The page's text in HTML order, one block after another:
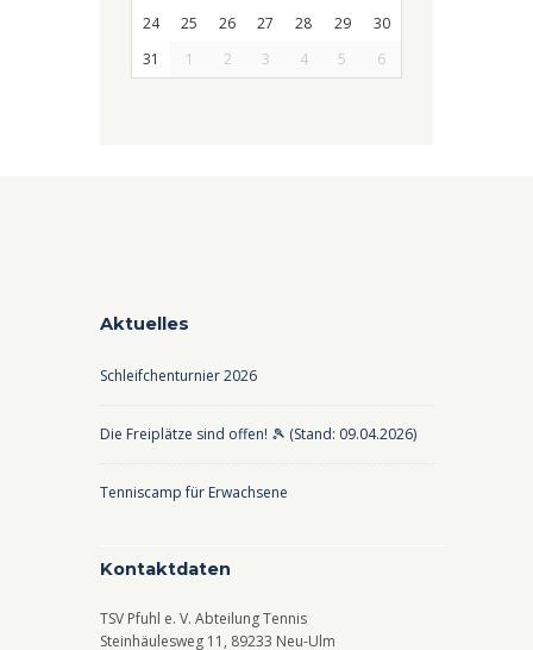
24
25 26 27 28 29
30
31
1 2 3 4 5 6
Aktuelles
Schleifchenturnier 2026
Die Freiplätze sind offen! 🎾 (Stand: 09.04.2026)
Tenniscamp für Erwachsene
Kontaktdaten
TSV Pfuhl e. V. Abteilung Tennis
Steinhäulesweg 11, 89233 Neu-Ulm